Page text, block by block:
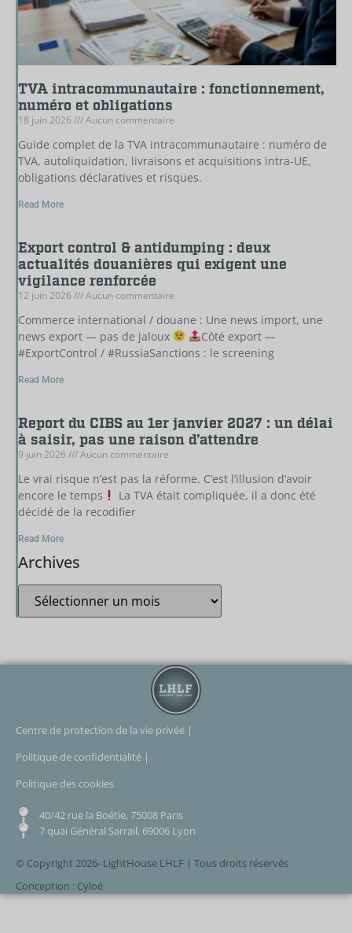
TVA intracommunautaire : fonctionnement,
numéro et obligations
18 juin 2026 Aucun commentaire
Guide complet de la TVA intracommunautaire : numéro de
TVA, autoliquidation, livraisons et acquisitions intra-UE,
obligations déclaratives et risques.
Read More
Export control & antidumping : deux
actualités douanières qui exigent une
vigilance renforcée
12 juin 2026 Aucun commentaire
Commerce international / douane : Une news import, une
news export — pas de jaloux
Côté export —
#ExportControl / #RussiaSanctions : le screening
Read More
Report du CIBS au 1er janvier 2027 : un délai
à saisir, pas une raison d’attendre
9 juin 2026 Aucun commentaire
Le vrai risque n’est pas la réforme. C’est l’illusion d’avoir
encore le temps
La TVA était compliquée, il a donc été
décidé de la recodifier
Read More
Archives
Centre de protection de la vie privée |
Politique de confidentialité |
Politique des cookies
40/42 rue la Boétie, 75008 Paris
7 quai Général Sarrail, 69006 Lyon
© Copyright 2026- LightHouse LHLF | Tous droits réservés
Conception : Cyloé